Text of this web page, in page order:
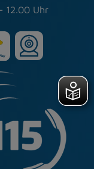
12.00 Uhr